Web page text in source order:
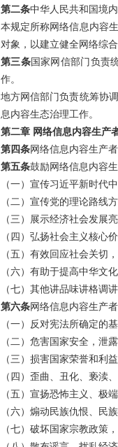
第二条中华人民共和国境
本规定所称网络信息内容
对象，以建立健全网络综
第三条国家网信部门负责
作。
地方网信部门负责统筹协
息内容生态治理工作。
第二章 网络信息内容生产
第四条网络信息内容生产
第五条鼓励网络信息内容
（一）宣传习近平新时代
（二）宣传党的理论路线
（三）展示经济社会发展
（四）弘扬社会主义核心
（五）有效回应社会关切
（六）有助于提高中华文
（七）其他讲品味讲格调
第六条网络信息内容生产
（一）反对宪法所确定的
（二）危害国家安全，泄
（三）损害国家荣誉和利
（四）歪曲、丑化、亵渎
（五）宣扬恐怖主义、极
（六）煽动民族仇恨、民
（七）破坏国家宗教政策